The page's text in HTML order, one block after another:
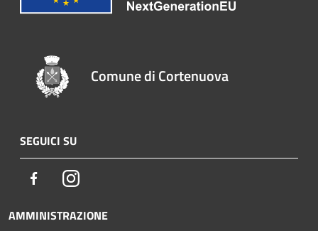
Comune di Cortenuova
SEGUICI SU
FacebookInstagram
AMMINISTRAZIONE